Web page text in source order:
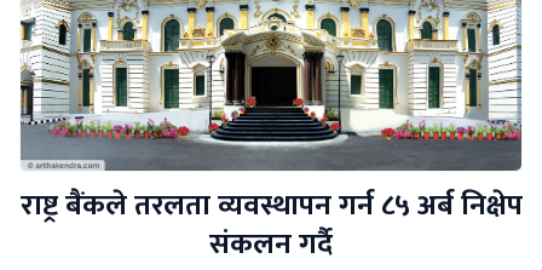
राष्ट्र बैंकले तरलता व्यवस्थापन गर्न ८५ अर्ब निक्षेप
संकलन गर्दै